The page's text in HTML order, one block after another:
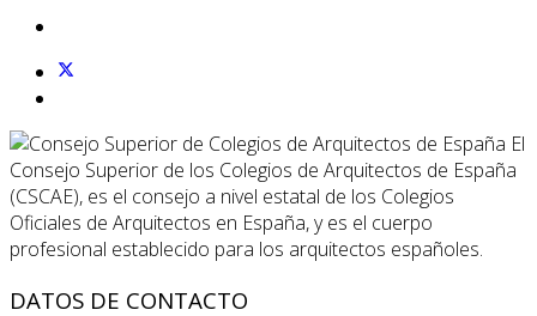
El
Consejo Superior de los Colegios de Arquitectos de España
(CSCAE), es el consejo a nivel estatal de los Colegios
Oficiales de Arquitectos en España, y es el cuerpo
profesional establecido para los arquitectos españoles.
DATOS DE CONTACTO